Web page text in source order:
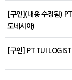
[구인](내용 수정됨)
도네시아)
[구인] PT TUI